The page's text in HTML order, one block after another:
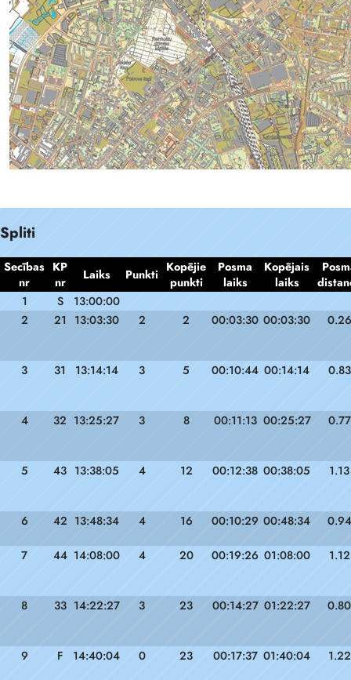
Spliti
Secības
nr
KP
nr
Laiks Punkti Kopējie
punkti
Posma
laiks
Kopējais
laiks
1
S
13:00:00
2
21 13:03:30 2 2 00:03:30 00:03:30 0.26
3 31 13:14:14 3 5 00:10:44 00:14:14 0.83
4 32 13:25:27 3 8 00:11:13 00:25:27 0.77
5 43 13:38:05 4 12 00:12:38 00:38:05 1.13
6 42 13:48:34 4 16 00:10:29 00:48:34 0.94
7 44 14:08:00 4 20 00:19:26 01:08:00 1.12
8 33 14:22:27 3 23 00:14:27 01:22:27 0.80
9 F 14:40:04 0 23 00:17:37 01:40:04 1.22